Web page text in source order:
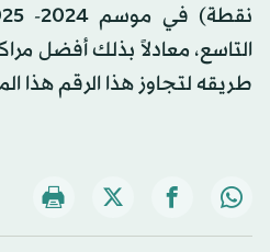
التاسع، معادلاً بذلك أفضل
طريقه لتجاوز هذا الرقم هذا